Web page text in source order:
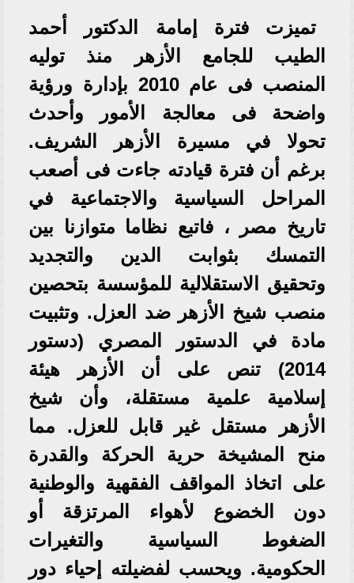
تميزت فترة إمامة الدكتور أحمد
الطيب للجامع الأزهر منذ توليه
المنصب فى عام 2010 بإدارة ورؤية
واضحة فى معالجة الأمور وأحدث
تحولا في مسيرة الأزهر الشريف.
برغم أن فترة قيادته جاءت فى أصعب
المراحل السياسية والاجتماعية في
تاريخ مصر ، فاتبع نظاما متوازنا بين
التمسك بثوابت الدين والتجديد
وتحقيق الاستقلالية للمؤسسة بتحصين
منصب شيخ الأزهر ضد العزل. وتثبيت
مادة في الدستور المصري (دستور
2014) تنص على أن الأزهر هيئة
إسلامية علمية مستقلة، وأن شيخ
الأزهر مستقل غير قابل للعزل. ​مما
منح المشيخة حرية الحركة والقدرة
على اتخاذ المواقف الفقهية والوطنية
دون الخضوع لأهواء المرتزقة أو
الضغوط السياسية والتغيرات
الحكومية. ويحسب لفضيلته إحياء دور